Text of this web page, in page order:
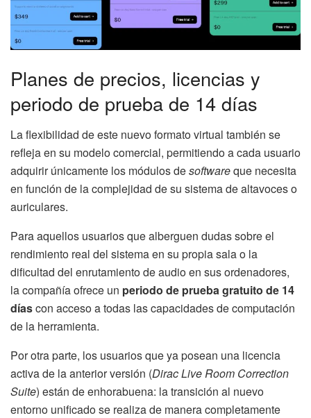
Planes de precios, licencias y
periodo de prueba de 14 días
La flexibilidad de este nuevo formato virtual también se
refleja en su modelo comercial, permitiendo a cada usuario
adquirir únicamente los módulos desoftwareque necesita
en función de la complejidad de su sistema de altavoces o
auriculares.
Para aquellos usuarios que alberguen dudas sobre el
rendimiento real del sistema en su propia sala o la
dificultad del enrutamiento de audio en sus ordenadores,
la compañía ofrece un periodo de prueba gratuito de 14
díascon acceso a todas las capacidades de computación
de la herramienta.
Por otra parte, los usuarios que ya posean una licencia
activa de la anterior versión (Dirac Live Room Correction
Suite) están de enhorabuena: la transición al nuevo
entorno unificado se realiza de manera completamente